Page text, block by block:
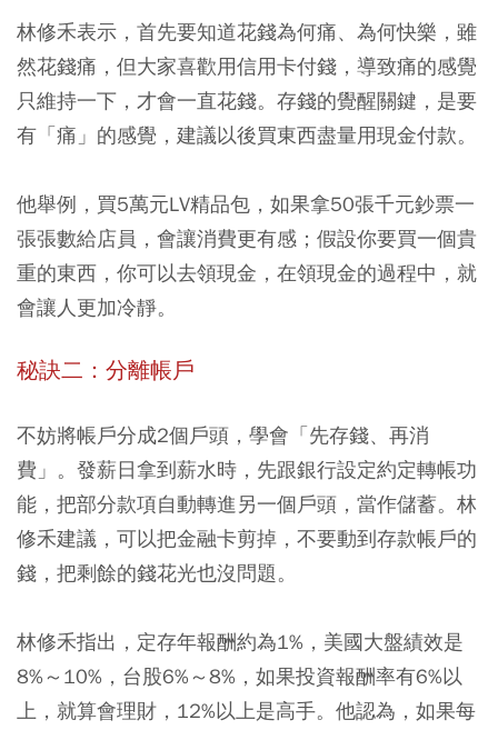
林修禾表示，首先要知道花錢為何痛、為何快樂，雖
然花錢痛，但大家喜歡用信用卡付錢，導致痛的感覺
只維持一下，才會一直花錢。存錢的覺醒關鍵，是要
有「痛」的感覺，建議以後買東西盡量用現金付款。
他舉例，買5萬元LV精品包，如果拿50張千元鈔票一
張張數給店員，會讓消費更有感；假設你要買一個貴
重的東西，你可以去領現金，在領現金的過程中，就
會讓人更加冷靜。
秘訣二：分離帳戶
不妨將帳戶分成2個戶頭，學會「先存錢、再消
費」。發薪日拿到薪水時，先跟銀行設定約定轉帳功
能，把部分款項自動轉進另一個戶頭，當作儲蓄。林
修禾建議，可以把金融卡剪掉，不要動到存款帳戶的
錢，把剩餘的錢花光也沒問題。
林修禾指出，定存年報酬約為1%，美國大盤績效是
8%～10%，台股6%～8%，如果投資報酬率有6%以
上，就算會理財，12%以上是高手。他認為，如果每